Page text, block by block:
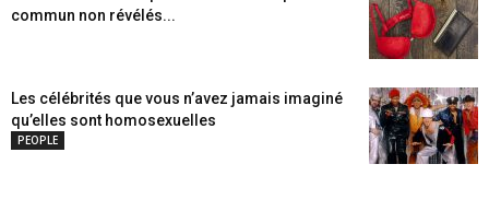
commun non révélés...
Les célébrités que vous n’avez jamais imaginé
qu’elles sont homosexuelles
PEOPLE